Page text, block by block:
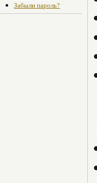
Забыли пароль?